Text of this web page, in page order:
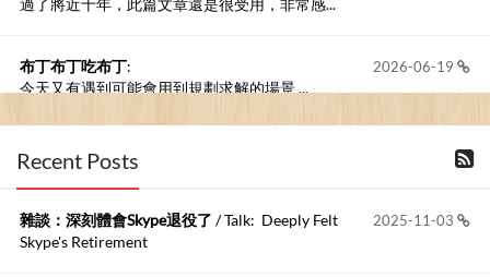
過了將近十年，此篇文章還是很受用，非常感...
2026-06-19
布丁布丁吃布丁:
今天又有遇到可能會用到規劃求解的場景 ...
2026-06-18
布丁布丁吃布丁
kage好像也可以下載整個網站 感謝分享
Anonymous:
https://github.com/t...
Recent Posts
2025-11-03
雜談：深刻體會Skype退役了 / Talk: Deeply Felt
Skype's Retirement